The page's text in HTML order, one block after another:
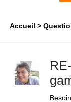
Accueil